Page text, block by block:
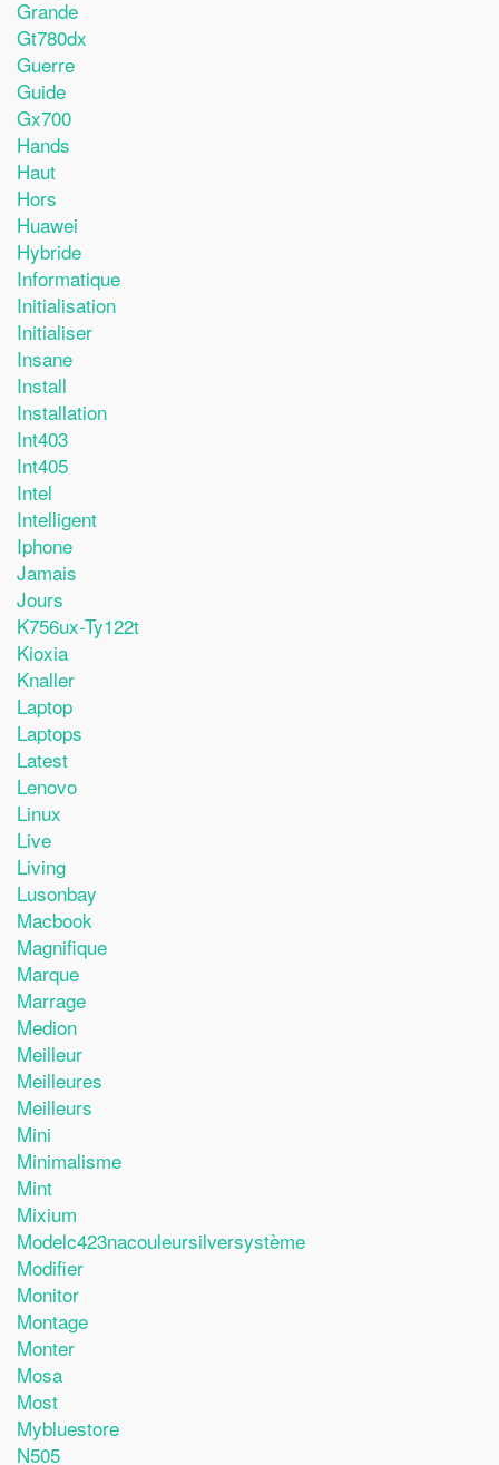
Grande
Gt780dx
Guerre
Guide
Gx700
Hands
Haut
Hors
Huawei
Hybride
Informatique
Initialisation
Initialiser
Insane
Install
Installation
Int403
Int405
Intel
Intelligent
Iphone
Jamais
Jours
K756ux-Ty122t
Kioxia
Knaller
Laptop
Laptops
Latest
Lenovo
Linux
Live
Living
Lusonbay
Macbook
Magnifique
Marque
Marrage
Medion
Meilleur
Meilleures
Meilleurs
Mini
Minimalisme
Mint
Mixium
Modelc423nacouleursilversystème
Modifier
Monitor
Montage
Monter
Mosa
Most
Mybluestore
N505